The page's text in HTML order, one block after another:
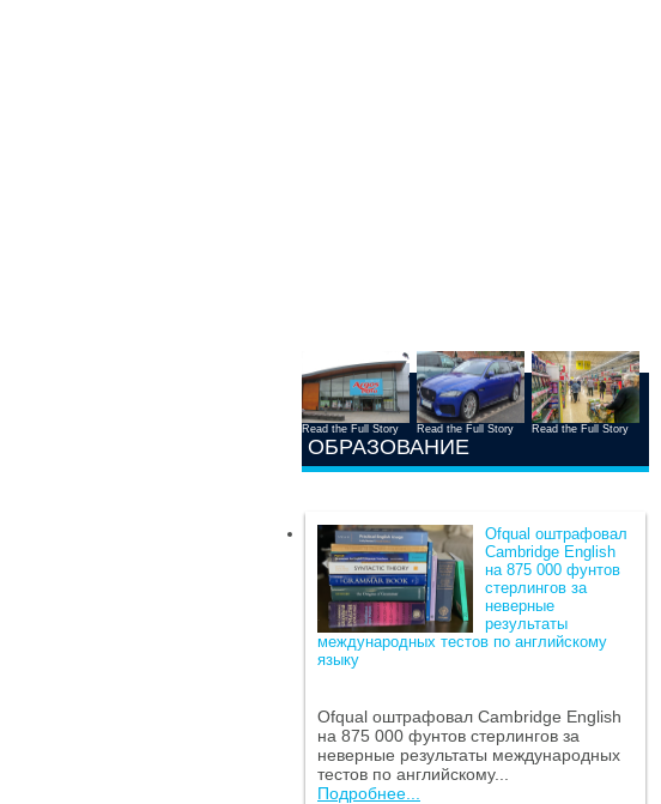
Read the Full Story Read the Full Story Read the Full Story
ОБРАЗОВАНИЕ
Ofqual оштрафовал
Cambridge English
на 875 000 фунтов
стерлингов за
неверные
результаты
международных тестов по английскому
языку
Ofqual оштрафовал Cambridge English
на 875 000 фунтов стерлингов за
неверные результаты международных
тестов по английскому...
Подробнее...